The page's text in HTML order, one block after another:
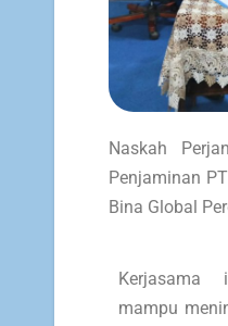
Naskah
Penjaminan
Bina Global
Kerjasama
mampu